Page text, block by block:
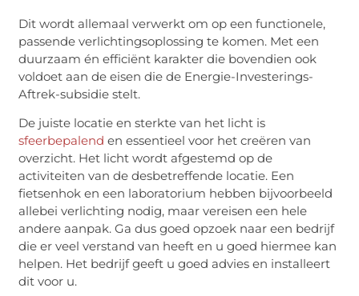
Dit wordt allemaal verwerkt om op een functionele,
passende verlichtingsoplossing te komen. Met een
duurzaam én efficiënt karakter die bovendien ook
voldoet aan de eisen die de Energie-Investerings-
Aftrek-subsidie stelt.
De juiste locatie en sterkte van het licht is
sfeerbepalend en essentieel voor het creëren van
overzicht. Het licht wordt afgestemd op de
activiteiten van de desbetreffende locatie. Een
fietsenhok en een laboratorium hebben bijvoorbeeld
allebei verlichting nodig, maar vereisen een hele
andere aanpak. Ga dus goed opzoek naar een bedrijf
die er veel verstand van heeft en u goed hiermee kan
helpen. Het bedrijf geeft u goed advies en installeert
dit voor u.